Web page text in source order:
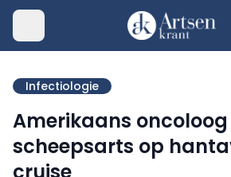
Infectiologie
Amerikaans
scheepsarts op